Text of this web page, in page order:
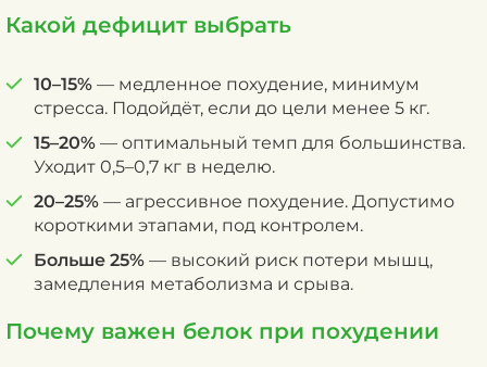
Какой дефицит выбрать
10–15% — медленное похудение, минимум
стресса. Подойдёт, если до цели менее 5 кг.
15–20% — оптимальный темп для большинства.
Уходит 0,5–0,7 кг в неделю.
20–25% — агрессивное похудение. Допустимо
короткими этапами, под контролем.
Больше 25% — высокий риск потери мышц,
замедления метаболизма и срыва.
Почему важен белок при похудении